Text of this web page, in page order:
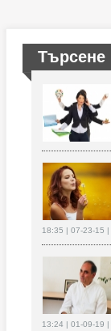
Търсене
18:35 | 07-23-15 |
13:24 | 01-09-19 |